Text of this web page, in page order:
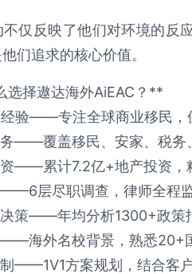
仅反映了他们对环境的反
们追求的核心价值。
选择遨达海外AiEAC？**​​
验​​——专注全球商业移民，
​​——覆盖移民、安家、税务
​​——累计​​7.2亿+​​地产投资，
层尽职调查，律师全程监
策​​——年均分析​​1300+政策
海外名校背景，熟悉​​20+
​​——1V1方案规划，结合客